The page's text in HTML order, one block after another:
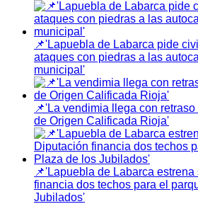
📌'Lapuebla de Labarca pide
ataques con piedras a las
municipal'
📌'La vendimia llega con
de Origen Calificada Rioja'
📌'Lapuebla de Labarca
financia dos techos para el
Jubilados'